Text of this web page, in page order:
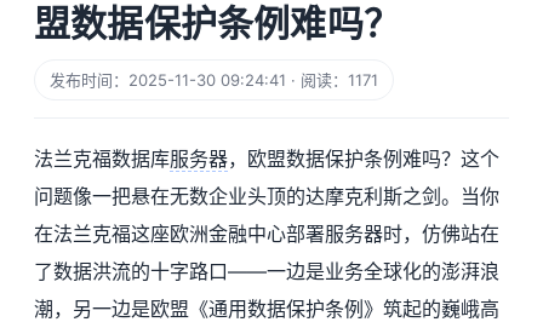
盟数据保护条例难吗？
发布时间：2025-11-30 09:24:41 · 阅读：1171
法兰克福数据库服务器，欧盟数据保护条例难吗？这个
问题像一把悬在无数企业头顶的达摩克利斯之剑。当你
在法兰克福这座欧洲金融中心部署服务器时，仿佛站在
了数据洪流的十字路口——一边是业务全球化的澎湃浪
潮，另一边是欧盟《通用数据保护条例》筑起的巍峨高